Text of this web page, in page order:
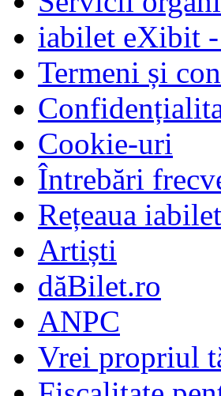
iabilet eXibit
Termeni și
Cookie-uri
Întrebări
Rețeaua
Artiști
dăBilet.ro
ANPC
Vrei propriul